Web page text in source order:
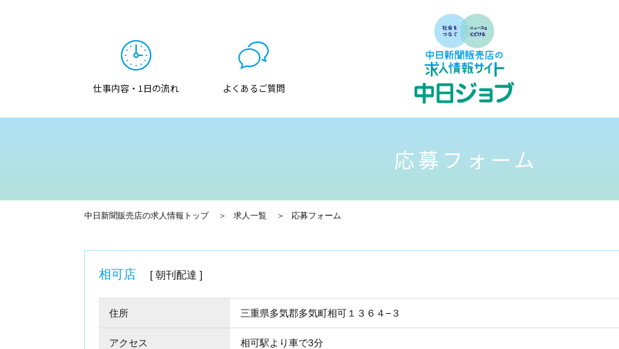
仕事内容・1日の流れ よくあるご質問
応募フォーム
中日新聞販売店の求人情報トップ 求人一覧 応募フォーム
相可店 朝刊配達
住所 三重県多気郡多気町相可１３６４−３
アクセス 相可駅より車で3分